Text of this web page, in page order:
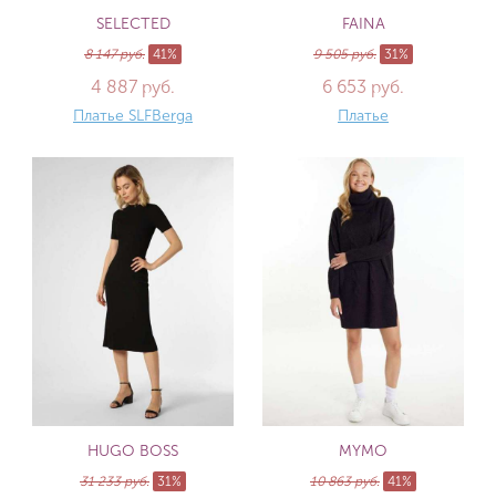
SELECTED
8 147 руб. 41%
4 887 руб.
Платье SLFBerga
FAINA
9 505 руб. 31%
6 653 руб.
Платье
HUGO BOSS
31 233 руб. 31%
MYMO
10 863 руб. 41%